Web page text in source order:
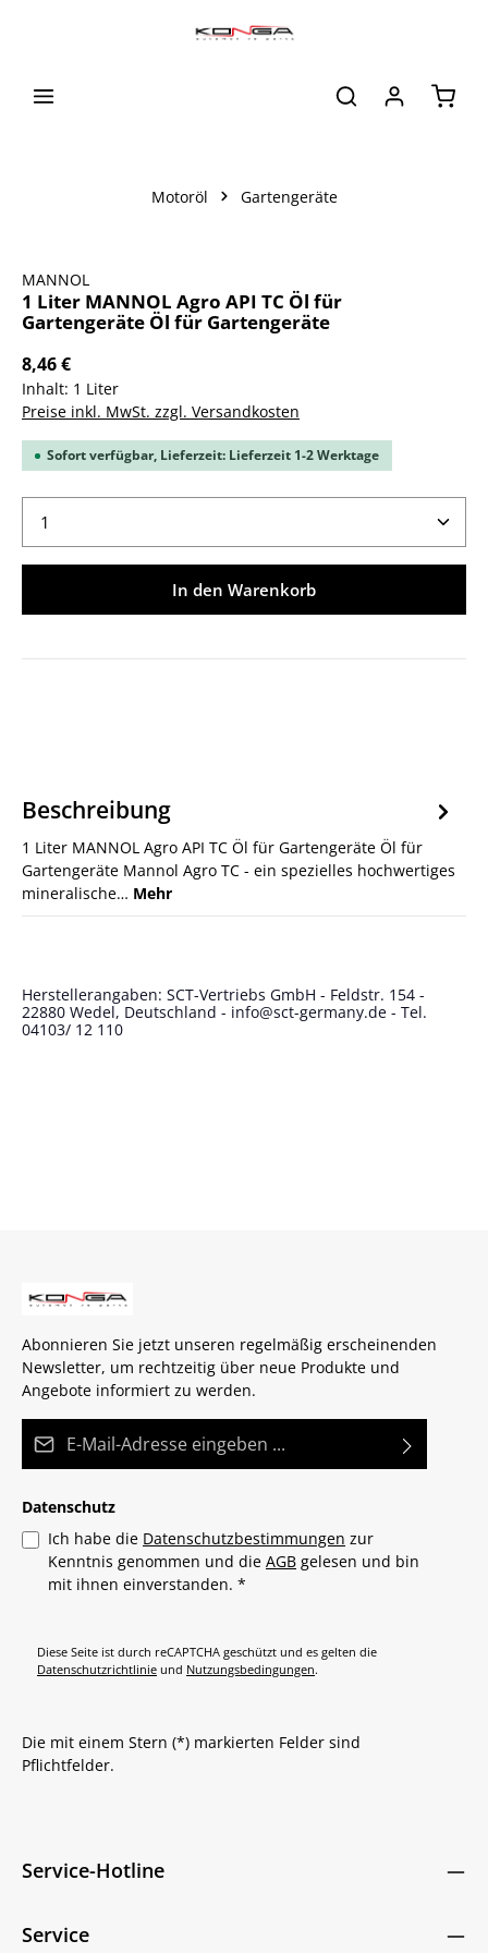
Motoröl Gartengeräte
MANNOL
1 Liter MANNOL Agro API TC Öl für
Gartengeräte Öl für Gartengeräte
8,46 €
Inhalt: 1 Liter
Preise inkl. MwSt. zzgl. Versandkosten
Sofort verfügbar, Lieferzeit: Lieferzeit 1-2 Werktage
Produkt Anzahl: Gib den gewünschten Wert ein
In den Warenkorb
Beschreibung
1 Liter MANNOL Agro API TC Öl für Gartengeräte Öl für
Gartengeräte Mannol Agro TC - ein spezielles hochwertiges
mineralische… Mehr
Herstellerangaben: SCT-Vertriebs GmbH - Feldstr. 154 -
22880 Wedel, Deutschland - info@sct-germany.de - Tel.
04103/ 12 110
Abonnieren Sie jetzt unseren regelmäßig erscheinenden
Newsletter, um rechtzeitig über neue Produkte und
Angebote informiert zu werden.
Datenschutz
Ich habe die Datenschutzbestimmungen zur
Kenntnis genommen und die AGB gelesen und bin
mit ihnen einverstanden. *
Diese Seite ist durch reCAPTCHA geschützt und es gelten die
Datenschutzrichtlinie und Nutzungsbedingungen.
Die mit einem Stern (*) markierten Felder sind
Pflichtfelder.
Service-Hotline
Service